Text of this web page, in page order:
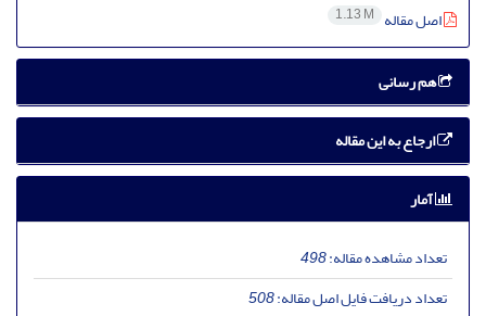
اصل مقاله 1.13 M
هم رسانی
ارجاع به این مقاله
آمار
تعداد مشاهده مقاله:498
تعداد دریافت فایل اصل مقاله:508